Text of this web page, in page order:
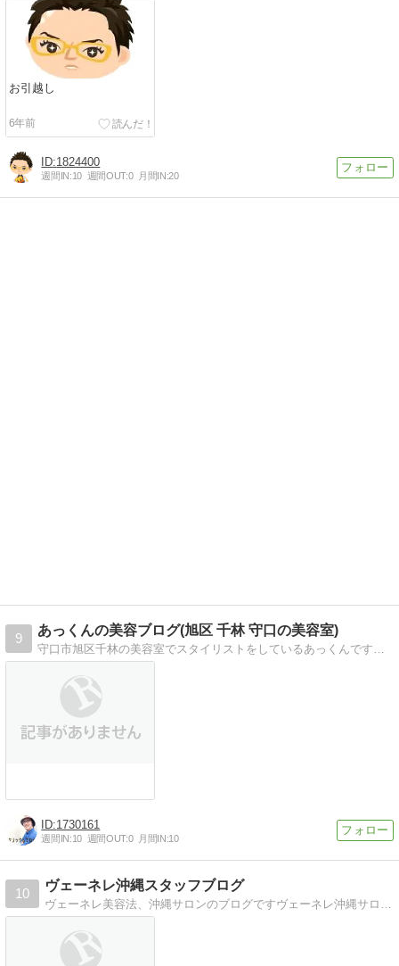
お引越し
6年前
1824400
週間IN:10 週間OUT:0 月間IN:20
9
あっくんの美容ブログ(旭区 千林 守口の美容室)
守口市旭区千林の美容室でスタイリストをしているあっくんです。ヘアケア中心に髪の毛のことやヘアスタイルの悩みや疑問を解決します。
1730161
週間IN:10 週間OUT:0 月間IN:10
10
ヴェーネレ沖縄スタッフブログ
ヴェーネレ美容法、沖縄サロンのブログですヴェーネレ沖縄サロンのブログ。年齢に逆行する美しさを追求しております。